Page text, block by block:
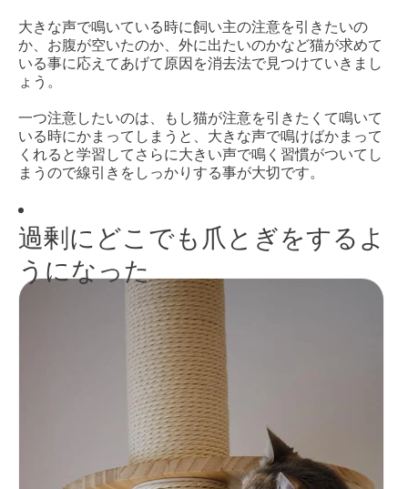
大きな声で鳴いている時に飼い主の注意を引きたいの
か、お腹が空いたのか、外に出たいのかなど猫が求めて
いる事に応えてあげて原因を消去法で見つけていきまし
ょう。
一つ注意したいのは、もし猫が注意を引きたくて鳴いて
いる時にかまってしまうと、大きな声で鳴けばかまって
くれると学習してさらに大きい声で鳴く習慣がついてし
まうので線引きをしっかりする事が大切です。
過剰にどこでも爪とぎをするよ
うになった